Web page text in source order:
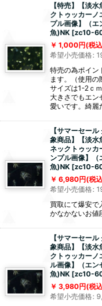
【特売】【淡
クトゥッカーノ
プル画像】（
魚)NK [zc10-
1,000円(税
希望小売価格:
特売の為ポイン
ます。（使用の
サイズは1-2ｃ
大きさでもエン
愛いです。綺麗
【サマーセー
象商品】【淡水
ネックトゥッカ
ンプル画像】
魚)NK [zc10-
6,980円(税
希望小売価格:
買取にて爆安で
かなかないお値
【サマーセー
象商品】【淡水
クトゥッカーノ
ル画像】（エ
魚)NK [zc10-
3,980円(税
希望小売価格: